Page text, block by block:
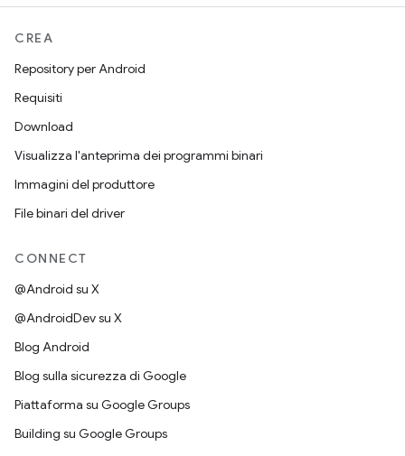
CREA
Repository per Android
Requisiti
Download
Visualizza l'anteprima dei programmi binari
Immagini del produttore
File binari del driver
CONNECT
@Android su X
@AndroidDev su X
Blog Android
Blog sulla sicurezza di Google
Piattaforma su Google Groups
Building su Google Groups